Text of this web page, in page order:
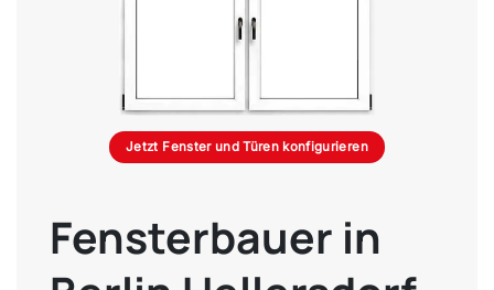
Fensterbauer in
Jetzt Fenster und Türen konfigurieren